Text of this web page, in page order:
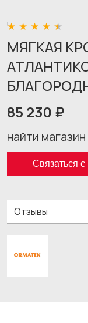
МЯГКАЯ
85 230 ₽
найти
Связаться
Отзывы